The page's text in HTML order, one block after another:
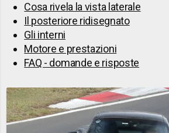
Cosa rivela la vista laterale
Il posteriore ridisegnato
Gli interni
Motore e prestazioni
FAQ - domande e risposte